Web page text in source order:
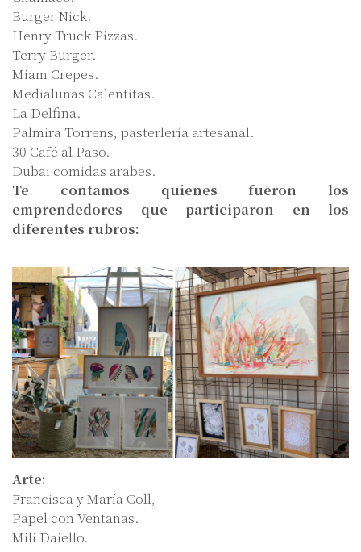
Burger Nick.
Henry Truck Pizzas.
Terry Burger.
Miam Crepes.
Medialunas Calentitas.
La Delfina.
Palmira Torrens, pasterlería artesanal.
30 Café al Paso.
Dubai comidas arabes.
Te contamos quienes fueron los
emprendedores que participaron en los
diferentes rubros:
Arte:
Francisca y María Coll,
Papel con Ventanas.
Mili Daiello.